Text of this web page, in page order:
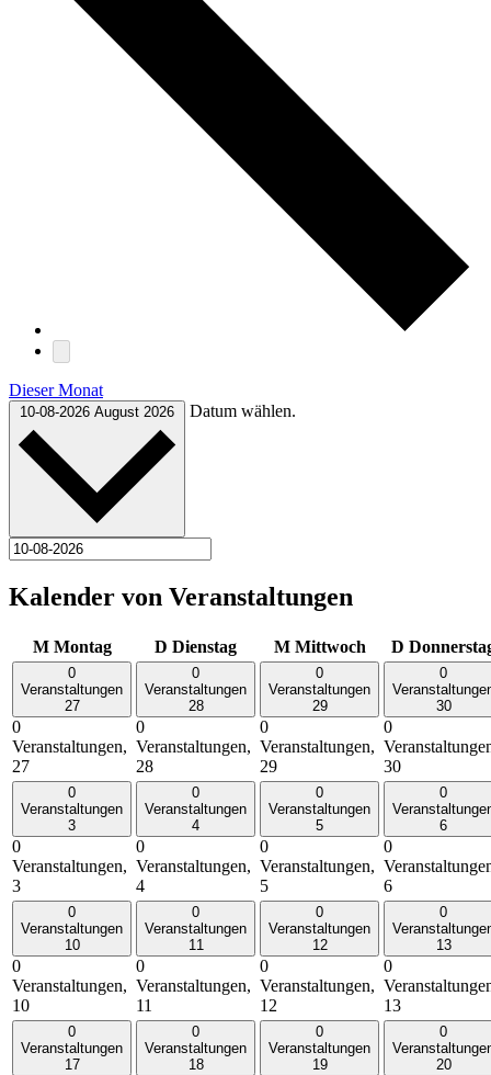
Dieser Monat
10-08-2026 August 2026 Datum wählen.
Kalender von Veranstaltungen
M Montag D Dienstag M Mittwoch D
0
Veranstaltungen
27
0
Veranstaltungen,
27
0
Veranstaltungen
28
0
Veranstaltungen,
28
0
Veranstaltungen
29
0
Veranstaltungen,
29
0
30
0
30
0
Veranstaltungen
3
0
Veranstaltungen,
3
0
Veranstaltungen
4
0
Veranstaltungen,
4
0
Veranstaltungen
5
0
Veranstaltungen,
5
0
6
0
6
0
Veranstaltungen
10
0
Veranstaltungen,
10
0
Veranstaltungen
11
0
Veranstaltungen,
11
0
Veranstaltungen
12
0
Veranstaltungen,
12
0
13
0
13
0
Veranstaltungen
17
0
Veranstaltungen
18
0
Veranstaltungen
19
0
20